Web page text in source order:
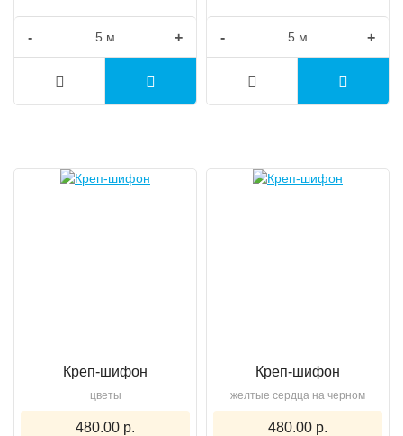
- + - +
Креп-шифон
цветы
480.00 р.
Креп-шифон
желтые сердца на черном
480.00 р.